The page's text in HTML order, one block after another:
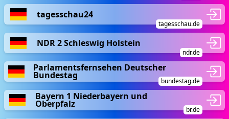
tagesschau24
tagesschau.de
NDR 2 Schleswig Holstein
ndr.de
Parlamentsfernsehen Deutscher
Bundestag
bundestag.de
Bayern 1 Niederbayern und
Oberpfalz
br.de